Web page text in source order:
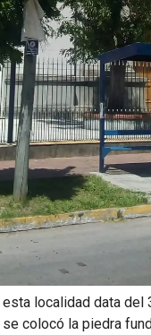
localidad data del
colocó la piedra